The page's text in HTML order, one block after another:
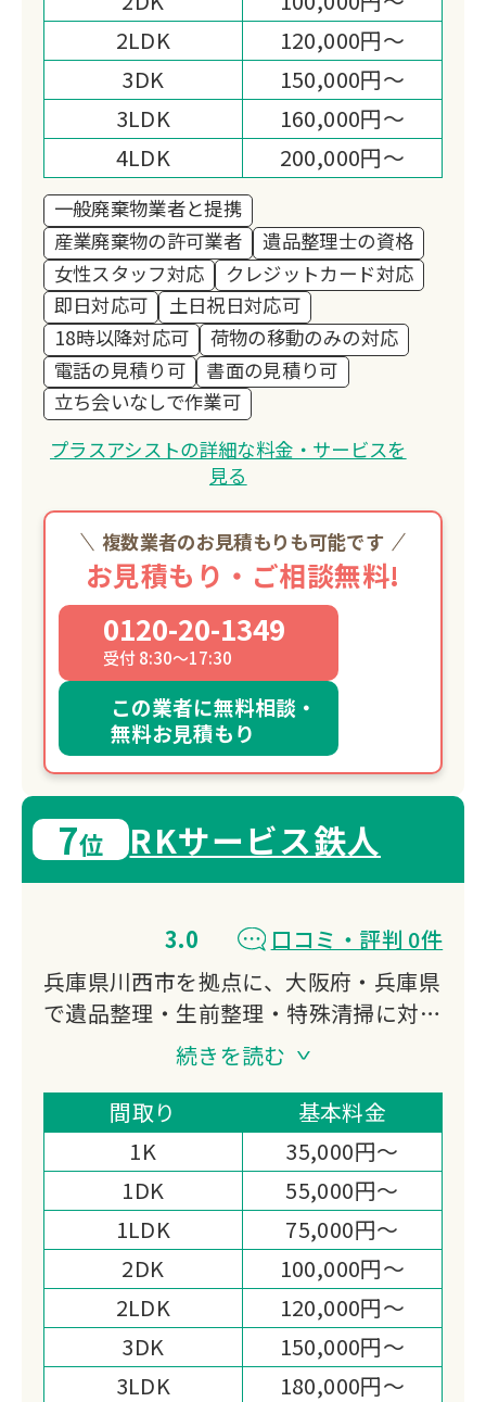
誠心誠意対応いたしますので、まずはお
気軽にお問い合わせください！
2LDK
120,000円～
3DK
150,000円～
3LDK
160,000円～
4LDK
200,000円～
一般廃棄物業者と提携
産業廃棄物の許可業者
遺品整理士の資格
女性スタッフ対応
クレジットカード対応
即日対応可
土日祝日対応可
18時以降対応可
荷物の移動のみの対応
電話の見積り可
書面の見積り可
立ち会いなしで作業可
プラスアシストの詳細な料金・サービスを
見る
複数業者のお見積もりも可能です
お見積もり・ご相談無料!
0120-20-1349
受付 8:30～17:30
この業者に無料相談・
無料お見積もり
7位 RKサービス鉄人
3.0
口コミ・評判 0件
兵庫県川西市を拠点に、大阪府・兵庫県
で遺品整理・生前整理・特殊清掃に対応
する「RKサービス鉄人」です。
大手引越し業者出身のスタッフが在籍
し、リサイクル・リユース・リデュース
の3Rを大切にした整理と出張費無料の
明快な料金体制が選ばれる理由です。
続きを読む
間取り
基本料金
1K
35,000円～
1DK
55,000円～
1LDK
75,000円～
2DK
100,000円～
2LDK
120,000円～
3DK
150,000円～
3LDK
180,000円～